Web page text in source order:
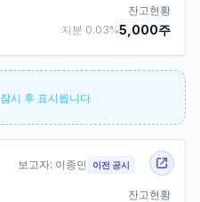
잔고현황
지분 0.03%5,000주
잠시 후 표시됩니다
보고자: 이종민 이전 공시
잔고현황